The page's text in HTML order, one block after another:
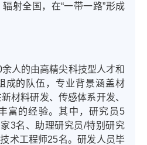
射全国，在“一带一路”形成
人的由高精尖科技型人才和
成的队伍，专业背景涵盖材
材料研发、传感体系开发、
富的经验。其中，研究员5
3名、助理研究员/特别研究
术工程师25名。研发人员毕